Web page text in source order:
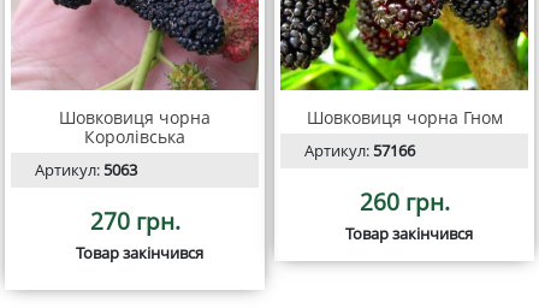
Шовковиця чорна
Королівська
Артикул:5063
270 грн.
Товар закінчився
Шовковиця чорна Гном
Артикул:57166
260 грн.
Товар закінчився